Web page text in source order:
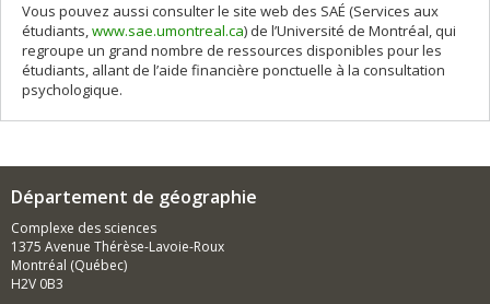
Vous pouvez aussi consulter le site web des SAÉ (Services aux
étudiants,www.sae.umontreal.ca) de l’Université de Montréal, qui
regroupe un grand nombre de ressources disponibles pour les
étudiants, allant de l’aide financière ponctuelle à la consultation
psychologique.
Département de géographie
Complexe des sciences
1375 Avenue Thérèse-Lavoie-Roux
Montréal (Québec)
H2V 0B3